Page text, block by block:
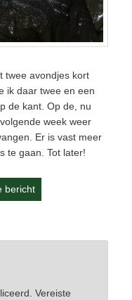
twee avondjes kort
ik daar twee en een
de kant. Op de, nu
week weer
Er is vast meer
te gaan. Tot later!
bericht
Vereiste